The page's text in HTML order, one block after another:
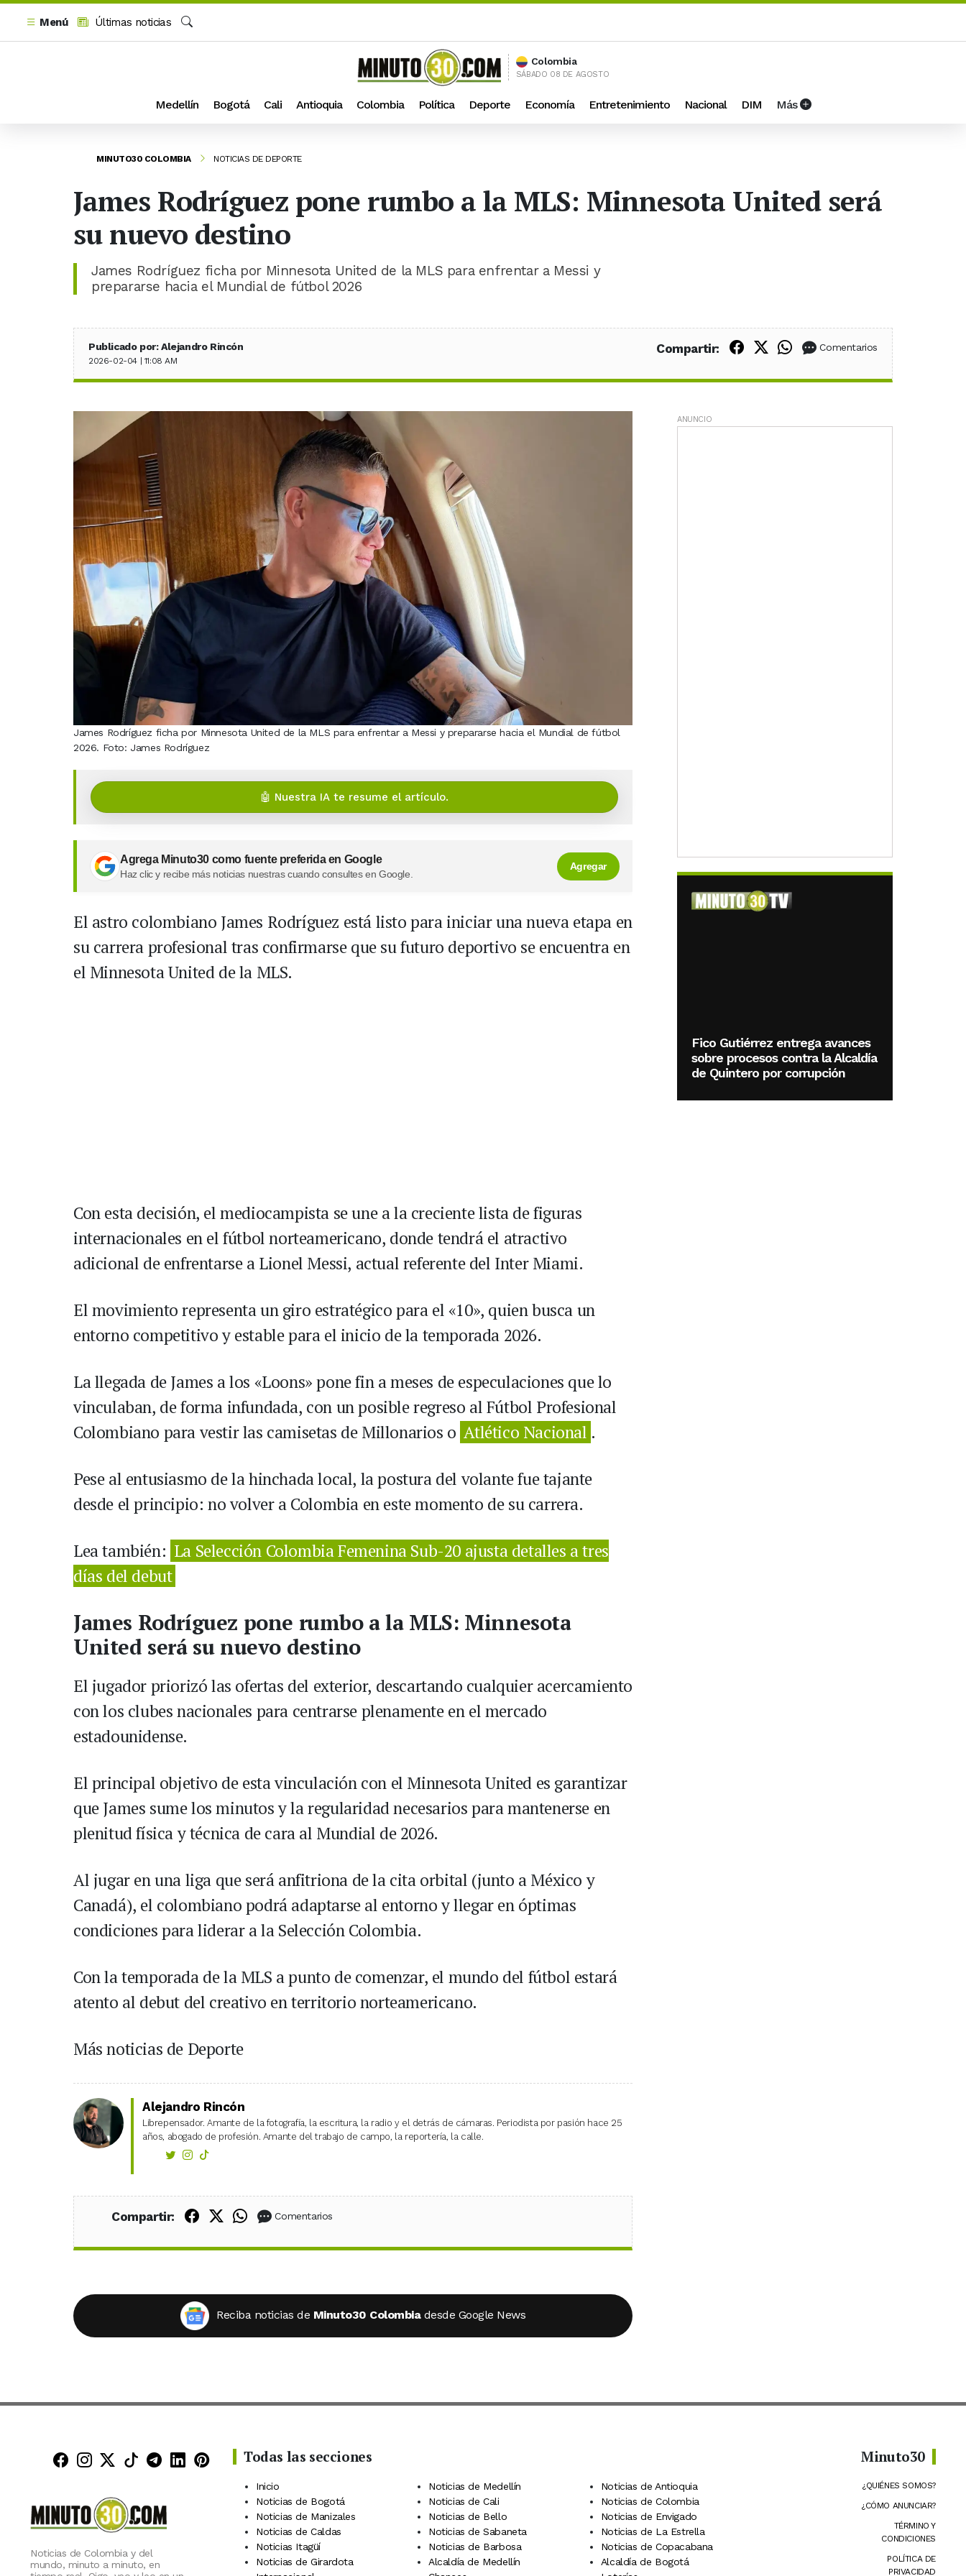
Menú
Últimas noticias
Buscar
Colombia
SÁBADO 08 DE AGOSTO
Medellín Bogotá Cali Antioquia Colombia Política Deporte Economía Entretenimiento Nacional DIM Más
MINUTO30 COLOMBIA NOTICIAS DE DEPORTE
James Rodríguez pone rumbo a la MLS: Minnesota United será
su nuevo destino
James Rodríguez ficha por Minnesota United de la MLS para enfrentar a Messi y
prepararse hacia el Mundial de fútbol 2026
Publicado por: Alejandro Rincón
2026-02-04 | 11:08 AM
Compartir: Compartir en Facebook
Compartir en X (Twitter)
Compartir en WhatsApp
Comentarios
James Rodríguez ficha por Minnesota United de la MLS para enfrentar a Messi y prepararse hacia el Mundial de fútbol
2026. Foto: James Rodríguez
🤖 Nuestra IA te resume el artículo.
Agrega Minuto30 como fuente preferida en Google
Haz clic y recibe más noticias nuestras cuando consultes en Google.
Agregar
El astro colombiano James Rodríguez está listo para iniciar una nueva etapa en
su carrera profesional tras confirmarse que su futuro deportivo se encuentra en
el Minnesota United de la MLS.
Con esta decisión, el mediocampista se une a la creciente lista de figuras
internacionales en el fútbol norteamericano, donde tendrá el atractivo
adicional de enfrentarse a Lionel Messi, actual referente del Inter Miami.
El movimiento representa un giro estratégico para el «10», quien busca un
entorno competitivo y estable para el inicio de la temporada 2026.
La llegada de James a los «Loons» pone fin a meses de especulaciones que lo
vinculaban, de forma infundada, con un posible regreso al Fútbol Profesional
Colombiano para vestir las camisetas de Millonarios o Atlético Nacional .
Pese al entusiasmo de la hinchada local, la postura del volante fue tajante
desde el principio: no volver a Colombia en este momento de su carrera.
Lea también: La Selección Colombia Femenina Sub-20 ajusta detalles a tres
días del debut
James Rodríguez pone rumbo a la MLS: Minnesota
United será su nuevo destino
El jugador priorizó las ofertas del exterior, descartando cualquier acercamiento
con los clubes nacionales para centrarse plenamente en el mercado
estadounidense.
El principal objetivo de esta vinculación con el Minnesota United es garantizar
que James sume los minutos y la regularidad necesarios para mantenerse en
plenitud física y técnica de cara al Mundial de 2026.
Al jugar en una liga que será anfitriona de la cita orbital (junto a México y
Canadá), el colombiano podrá adaptarse al entorno y llegar en óptimas
condiciones para liderar a la Selección Colombia.
Con la temporada de la MLS a punto de comenzar, el mundo del fútbol estará
atento al debut del creativo en territorio norteamericano.
Más noticias de Deporte
Alejandro Rincón
Librepensador. Amante de la fotografía, la escritura, la radio y el detrás de cámaras. Periodista por pasión hace 25
años, abogado de profesión. Amante del trabajo de campo, la reportería, la calle.
Compartir: Compartir en Facebook
Compartir en X (Twitter)
Compartir en WhatsApp
Comentarios
Reciba noticias de Minuto30 Colombia desde Google News
ANUNCIO
Fico Gutiérrez entrega avances
sobre procesos contra la Alcaldía
de Quintero por corrupción
Minuto30 en Facebook
Minuto30 en Instagram
Minuto30 en X (Twitter)
Minuto30 en TikTok
Canal de Minuto30 en Telegram
Minuto30 en LinkedIn
Minuto30 en Pinterest
Noticias de Colombia y del
mundo, minuto a minuto, en
Todas las secciones
Inicio Noticias de Medellín
Noticias de Antioquia
Noticias de Bogotá
Noticias de Cali
Noticias de Colombia
Noticias de Manizales
Noticias de Bello
Noticias de Envigado
Noticias de Caldas
Noticias de Sabaneta
Noticias de La Estrella
Noticias Itagüí
Noticias de Barbosa
Noticias de Copacabana
Noticias de Girardota
Alcaldía de Medellín
Alcaldía de Bogotá
Minuto30
¿QUIÉNES SOMOS?
¿CÓMO ANUNCIAR?
TÉRMINO Y
CONDICIONES
POLÍTICA DE
PRIVACIDAD